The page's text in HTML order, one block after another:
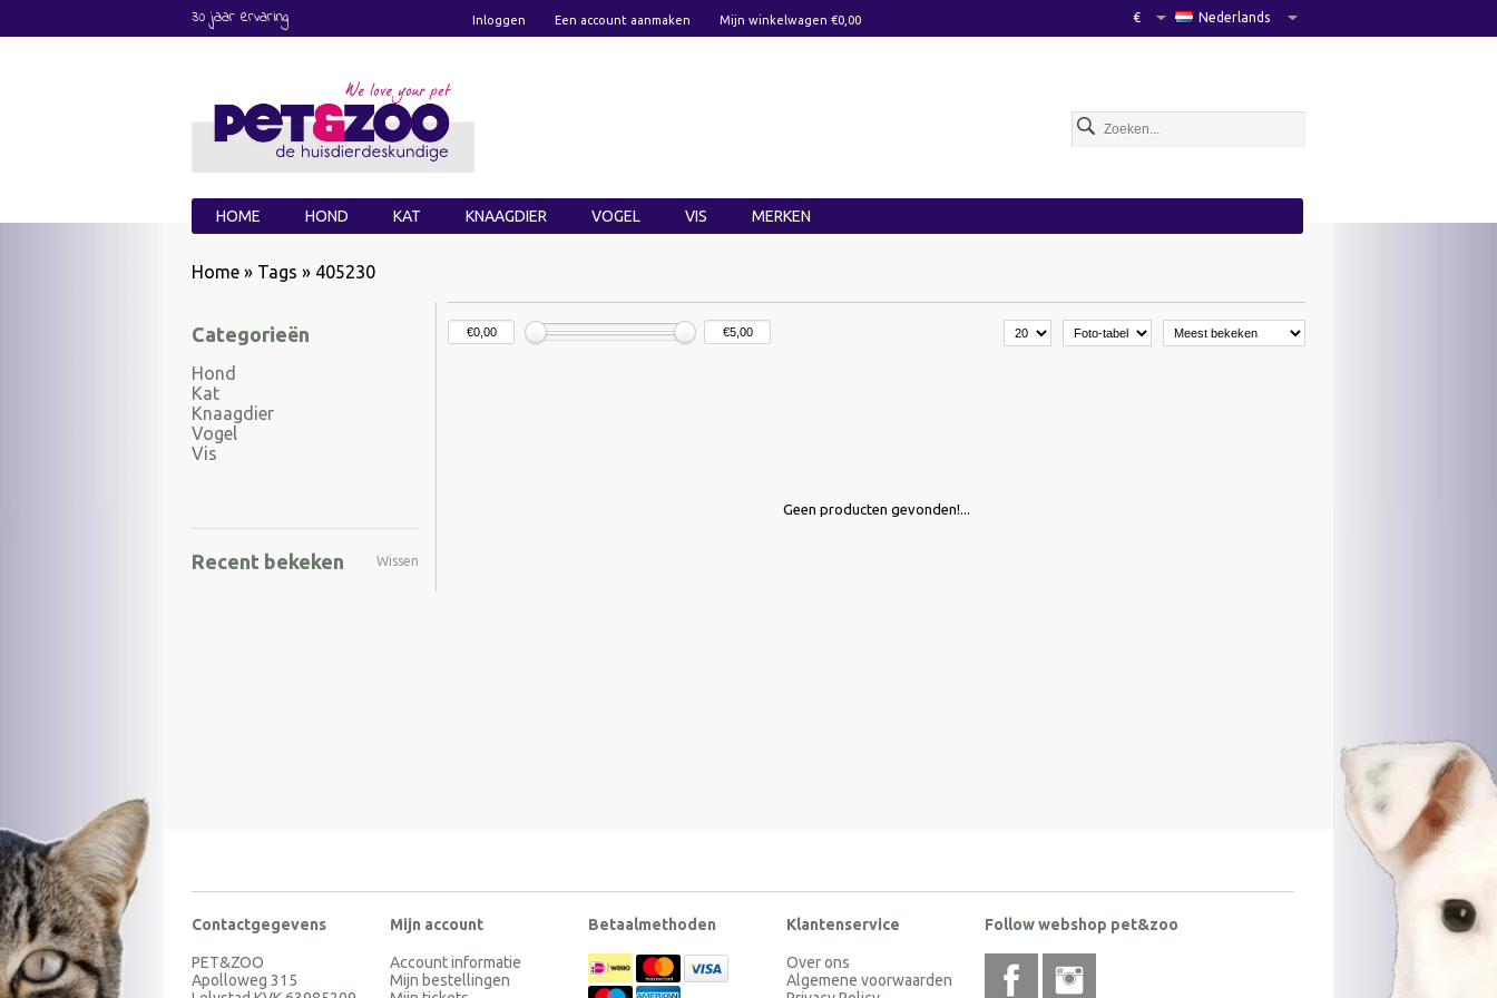
30 jaar ervaring Inloggen Een account aanmaken Mijn winkelwagen €0,00 Nederlands
€
HOME HOND KAT KNAAGDIER VOGEL VIS MERKEN
Home » Tags » 405230
Categorieën
Hond
Kat
Knaagdier
Vogel
Vis
Recent bekeken Wissen
Geen producten gevonden!...
Contactgegevens
PET&ZOO
Apolloweg 315
Mijn account
Account informatie
Mijn bestellingen
Betaalmethoden Klantenservice
Over ons
Algemene voorwaarden
Follow webshop pet&zoo